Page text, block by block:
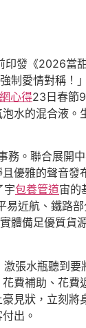
印發《2026當
制愛情對稱！
心得23日春節
水的混合液
務。聯合展開
優雅的聲音
宇包養管道宙的
易近航、鐵路
體備足優質貨
張水瓶聽到要
費補助、花費
見狀，立刻
出。